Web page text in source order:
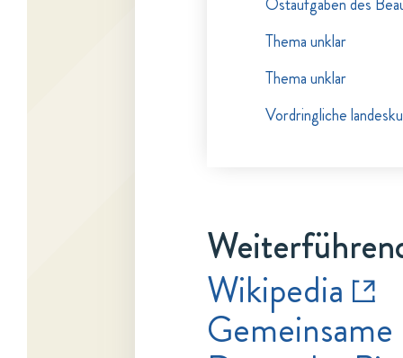
Thema unklar
Thema unklar
Vordringliche
Wikipedia